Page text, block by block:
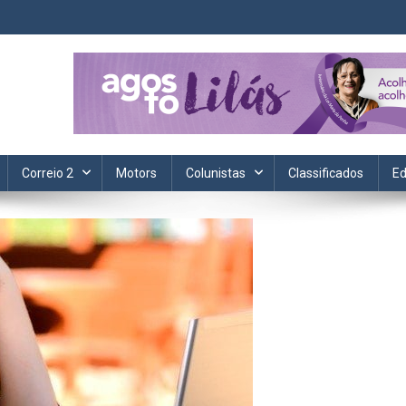
Informação, política, saúde, economia, esportes e cotidiano.
Correio 2 Motors Colunistas Classificados